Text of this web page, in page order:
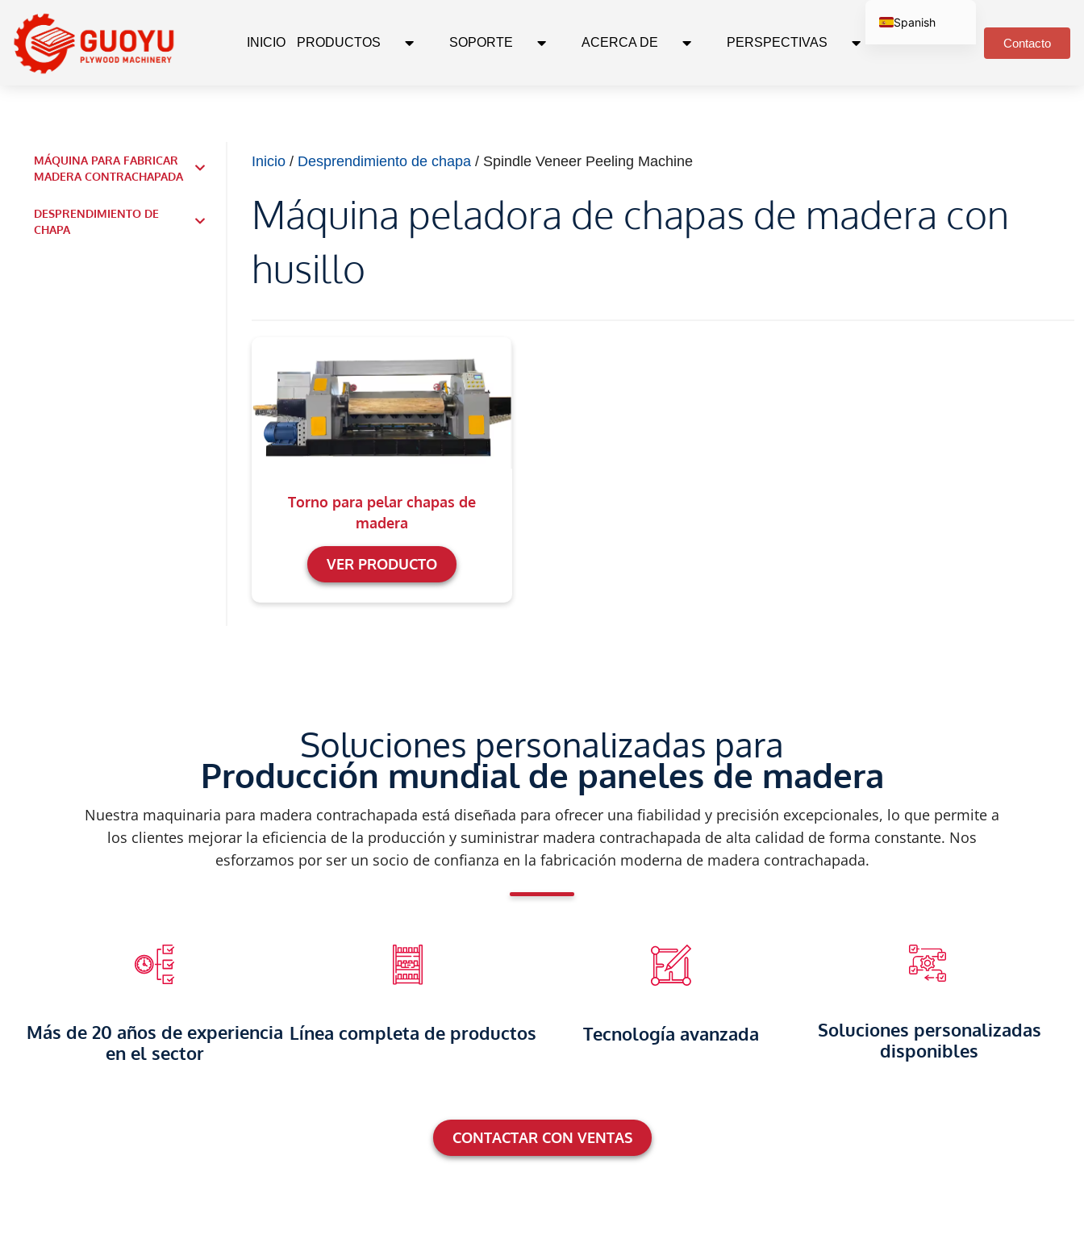
INICIO PRODUCTOS SOPORTE ACERCA DE PERSPECTIVAS Contacto
MÁQUINA PARA FABRICAR
MADERA CONTRACHAPADA
DESPRENDIMIENTO DE
CHAPA
Inicio / Desprendimiento de chapa / Spindle Veneer Peeling Machine
Máquina peladora de chapas de madera con
husillo
Torno para pelar chapas de
madera
VER PRODUCTO
Soluciones personalizadas para
Producción mundial de paneles de madera
Nuestra maquinaria para madera contrachapada está diseñada para ofrecer una fiabilidad y precisión excepcionales, lo que permite a
los clientes mejorar la eficiencia de la producción y suministrar madera contrachapada de alta calidad de forma constante. Nos
esforzamos por ser un socio de confianza en la fabricación moderna de madera contrachapada.
Más de 20 años de experiencia
en el sector
Línea completa de productos Tecnología avanzada
Soluciones personalizadas
disponibles
CONTACTAR CON VENTAS
Spanish